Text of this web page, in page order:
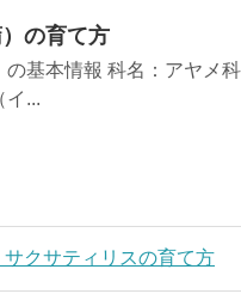
の育て方
の基本情報 科名：アヤメ
イ...
クサティリスの育て方